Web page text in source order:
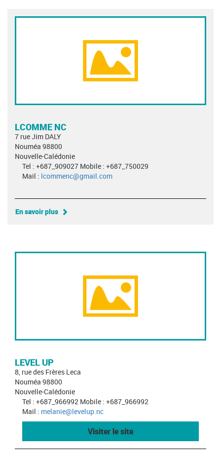
LCOMME NC
7 rue Jim DALY
Nouméa 98800
Nouvelle-Calédonie
Tel : +687_909027 Mobile : +687_750029
Mail : lcommenc@gmail.com
En savoir plus
LEVEL UP
8, rue des Frères Leca
Nouméa 98800
Nouvelle-Calédonie
Tel : +687_966992 Mobile : +687_966992
Mail : melanie@levelup.nc
Visiter le site